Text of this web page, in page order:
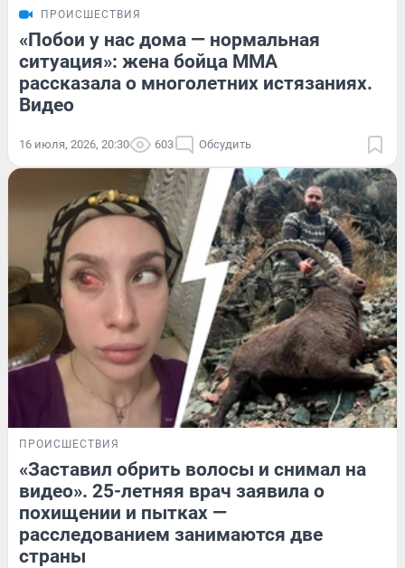
ПРОИСШЕСТВИЯ
«Побои у нас дома — нормальная
ситуация»: жена бойца ММА
рассказала о многолетних истязаниях.
Видео
16 июля, 2026, 20:30 603 Обсудить
ПРОИСШЕСТВИЯ
«Заставил обрить волосы и снимал на
видео». 25-летняя врач заявила о
похищении и пытках —
расследованием занимаются две
страны